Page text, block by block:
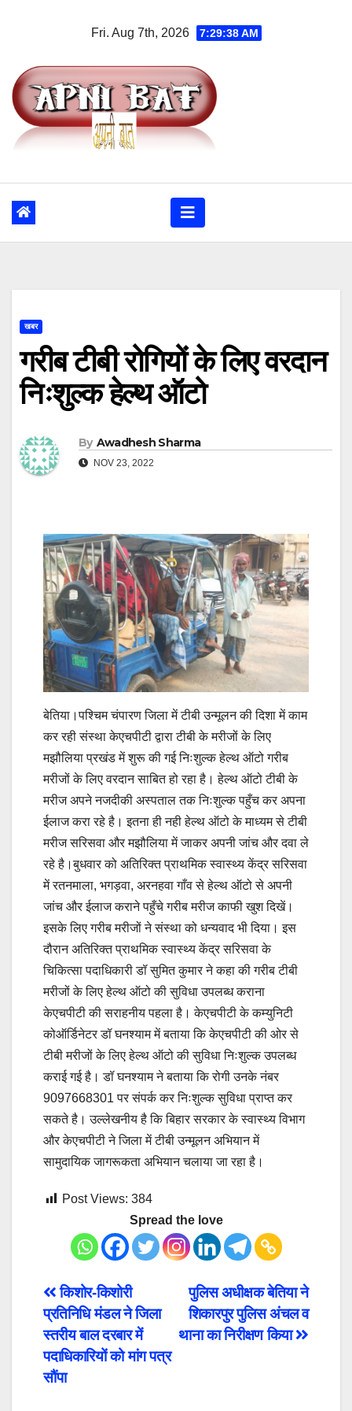
Fri. Aug 7th, 2026 7:29:38 AM
खबर
गरीब टीबी रोगियों के लिए वरदान
निःशुल्क हेल्थ ऑटो
By Awadhesh Sharma
NOV 23, 2022
बेतिया।पश्चिम चंपारण जिला में टीबी उन्मूलन की दिशा में काम
कर रही संस्था केएचपीटी द्वारा टीबी के मरीजों के लिए
मझौलिया प्रखंड में शुरू की गई निःशुल्क हेल्थ ऑटो गरीब
मरीजों के लिए वरदान साबित हो रहा है। हेल्थ ऑटो टीबी के
मरीज अपने नजदीकी अस्पताल तक निःशुल्क पहुँच कर अपना
ईलाज करा रहे है। इतना ही नही हेल्थ ऑटो के माध्यम से टीबी
मरीज सरिसवा और मझौलिया में जाकर अपनी जांच और दवा ले
रहे है।बुधवार को अतिरिक्त प्राथमिक स्वास्थ्य केंद्र सरिसवा
में रतनमाला, भगड़वा, अरनहवा गाँव से हेल्थ ऑटो से अपनी
जांच और ईलाज कराने पहुँचे गरीब मरीज काफी खुश दिखें।
इसके लिए गरीब मरीजों ने संस्था को धन्यवाद भी दिया। इस
दौरान अतिरिक्त प्राथमिक स्वास्थ्य केंद्र सरिसवा के
चिकित्सा पदाधिकारी डॉ सुमित कुमार ने कहा की गरीब टीबी
मरीजों के लिए हेल्थ ऑटो की सुविधा उपलब्ध कराना
केएचपीटी की सराहनीय पहला है। केएचपीटी के कम्युनिटी
कोऑर्डिनेटर डॉ घनश्याम में बताया कि केएचपीटी की ओर से
टीबी मरीजों के लिए हेल्थ ऑटो की सुविधा निःशुल्क उपलब्ध
कराई गई है। डॉ घनश्याम ने बताया कि रोगी उनके नंबर
9097668301 पर संपर्क कर निःशुल्क सुविधा प्राप्त कर
सकते है। उल्लेखनीय है कि बिहार सरकार के स्वास्थ्य विभाग
और केएचपीटी ने जिला में टीबी उन्मूलन अभियान में
सामुदायिक जागरूकता अभियान चलाया जा रहा है।
Post Views: 384
Spread the love
Post
navigation
पुलिस अधीक्षक बेतिया ने
शिकारपुर पुलिस अंचल व
थाना का निरीक्षण किया
किशोर-किशोरी
प्रतिनिधि मंडल ने जिला
स्तरीय बाल दरबार में
पदाधिकारियों को मांग पत्र
सौंपा